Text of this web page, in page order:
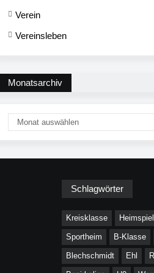
Verein
Vereinsleben
Monatsarchiv
Schlagwörter
Kreisklasse Heimspiel
Sportheim B-Klasse
Blechschmidt Ehl